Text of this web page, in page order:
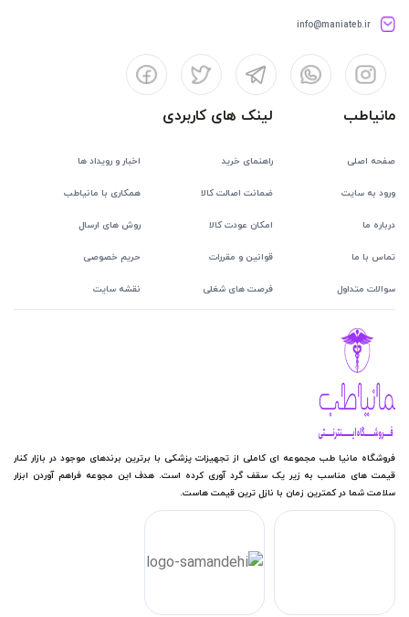
info@maniateb.ir
مانیاطب
صفحه اصلی
ورود به سایت
درباره ما
تماس با ما
سوالات متداول
لینک های کاربردی
راهنمای خرید اخبار و رویداد ها
ضمانت اصالت کالا همکاری با مانیاطب
امکان عودت کالا روش های ارسال
قوانین و مقررات حریم خصوصی
فرصت های شغلی نقشه سایت
فروشگاه مانیا طب مجموعه ای کاملی از تجهیزات پزشکی با برترین برندهای موجود در بازار کنار
قیمت های مناسب به زیر یک سقف گرد آوری کرده است. هدف این مجوعه فراهم آوردن ابزار
سلامت شما در کمترین زمان با نازل ترین قیمت هاست.